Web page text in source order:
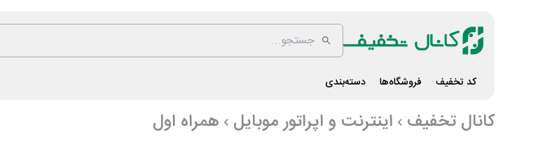
کد تخفیف فروشگاه‌ها دسته‌بندی
کانال تخفیف اینترنت و اپراتور موبایل همراه اول